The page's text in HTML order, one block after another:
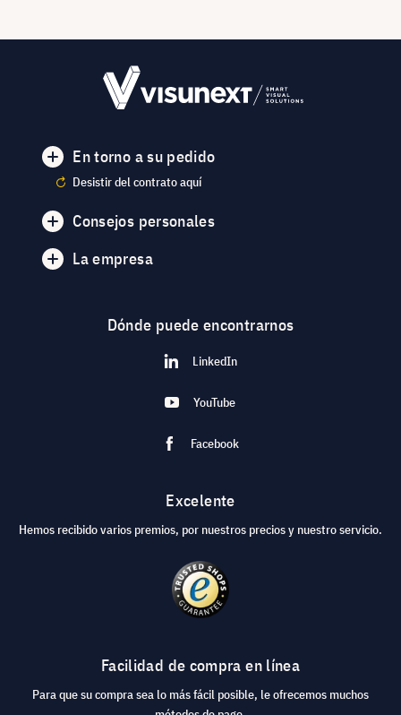
En torno a su pedido
Desistir del contrato aquí
Consejos personales
La empresa
Dónde puede encontrarnos
LinkedIn
YouTube
Facebook
Excelente
Hemos recibido varios premios, por nuestros precios y nuestro servicio.
Facilidad de compra en línea
Para que su compra sea lo más fácil posible, le ofrecemos muchos